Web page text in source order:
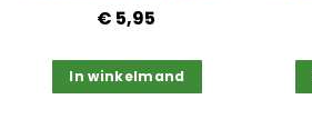
€ 5,95
In winkelmand